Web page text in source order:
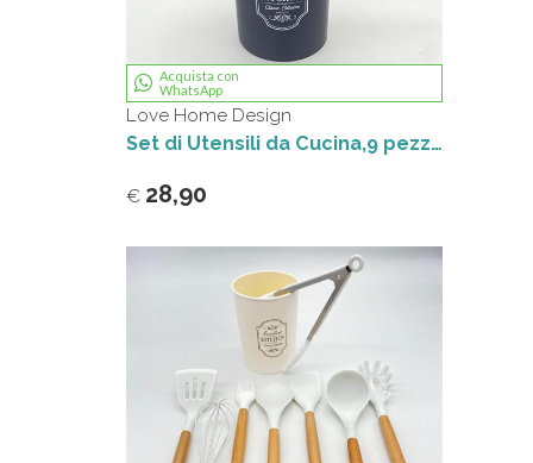
Acquista con
WhatsApp
Love Home Design
Set di Utensili da Cucina,9 pezzi, Kit di Utensili da Cucina in Silicone, con Manico Legno Antiaderenti,Resistenti al Calore (NERO)
€ 28,90